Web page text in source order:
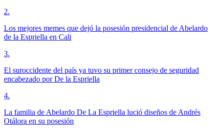
2.
Los mejores memes que dejó la posesión presidencial de Abelardo
de la Espriella en Cali
3.
El suroccidente del país ya tuvo su primer consejo de seguridad
encabezado por De la Espriella
4.
La familia de Abelardo De La Espriella lució diseños de Andrés
Otálora en su posesión